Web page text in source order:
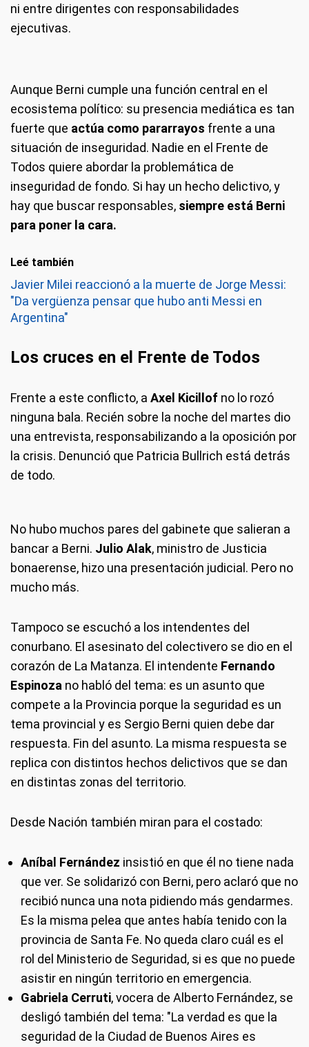
ni entre dirigentes con responsabilidades
ejecutivas.
Aunque Berni cumple una función central en el
ecosistema político: su presencia mediática es tan
fuerte que actúa como pararrayos frente a una
situación de inseguridad. Nadie en el Frente de
Todos quiere abordar la problemática de
inseguridad de fondo. Si hay un hecho delictivo, y
hay que buscar responsables, siempre está Berni
para poner la cara.
Leé también
Javier Milei reaccionó a la muerte de Jorge Messi:
"Da vergüenza pensar que hubo anti Messi en
Argentina"
Los cruces en el Frente de Todos
Frente a este conflicto, a Axel Kicillof no lo rozó
ninguna bala. Recién sobre la noche del martes dio
una entrevista, responsabilizando a la oposición por
la crisis. Denunció que Patricia Bullrich está detrás
de todo.
No hubo muchos pares del gabinete que salieran a
bancar a Berni. Julio Alak, ministro de Justicia
bonaerense, hizo una presentación judicial. Pero no
mucho más.
Tampoco se escuchó a los intendentes del
conurbano. El asesinato del colectivero se dio en el
corazón de La Matanza. El intendente Fernando
Espinoza no habló del tema: es un asunto que
compete a la Provincia porque la seguridad es un
tema provincial y es Sergio Berni quien debe dar
respuesta. Fin del asunto. La misma respuesta se
replica con distintos hechos delictivos que se dan
en distintas zonas del territorio.
Desde Nación también miran para el costado:
Aníbal Fernández insistió en que él no tiene nada
que ver. Se solidarizó con Berni, pero aclaró que no
recibió nunca una nota pidiendo más gendarmes.
Es la misma pelea que antes había tenido con la
provincia de Santa Fe. No queda claro cuál es el
rol del Ministerio de Seguridad, si es que no puede
asistir en ningún territorio en emergencia.
Gabriela Cerruti, vocera de Alberto Fernández, se
desligó también del tema: "La verdad es que la
seguridad de la Ciudad de Buenos Aires es